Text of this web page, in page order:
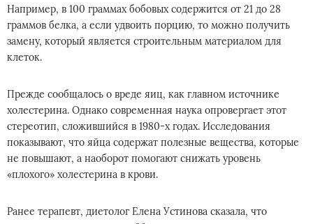
Например, в 100 граммах бобовых содержится от 21 до 28
граммов белка, а если удвоить порцию, то можно получить
замену, который является строительным материалом для
клеток.
Прежде сообщалось о вреде яиц, как главном источнике
холестерина. Однако современная наука опровергает этот
стереотип, сложившийся в 1980-х годах. Исследования
показывают, что яйца содержат полезные вещества, которые
не повышают, а наоборот помогают снижать уровень
«плохого» холестерина в крови.
Ранее терапевт, диетолог Елена Устинова сказала, что